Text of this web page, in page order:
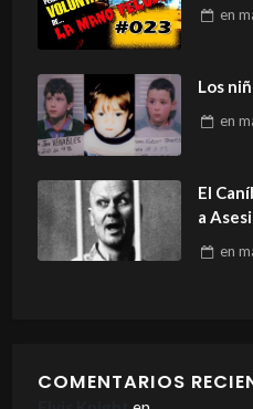
en
Los
en
El
a
en
COMENTARIOS